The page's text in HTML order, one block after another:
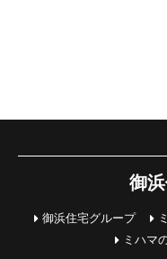
御
御浜住宅グループ
ミハマ